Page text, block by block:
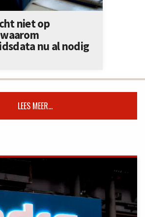
niet op
nu al nodig
LEES MEER...